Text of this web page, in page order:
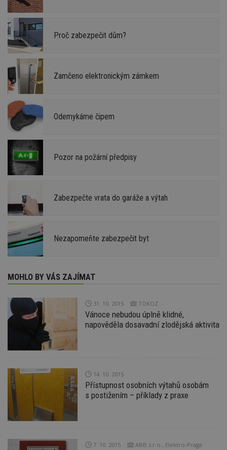
Proč zabezpečit dům?
Zamčeno elektronickým zámkem
Odemykáme čipem
Pozor na požární předpisy
Zabezpečte vrata do garáže a výtah
Nezapomeňte zabezpečit byt
MOHLO BY VÁS ZAJÍMAT
31. 10. 2015 TOKOZ
Vánoce nebudou úplně klidné,
napověděla dosavadní zlodějská aktivita
14. 10. 2015
Přístupnost osobních výtahů osobám
s postižením – příklady z praxe
7. 10. 2015 ABB s.r.o., Elektro-Praga